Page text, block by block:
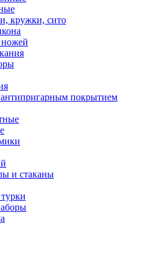
кружки, сито
покрытием
и стаканы